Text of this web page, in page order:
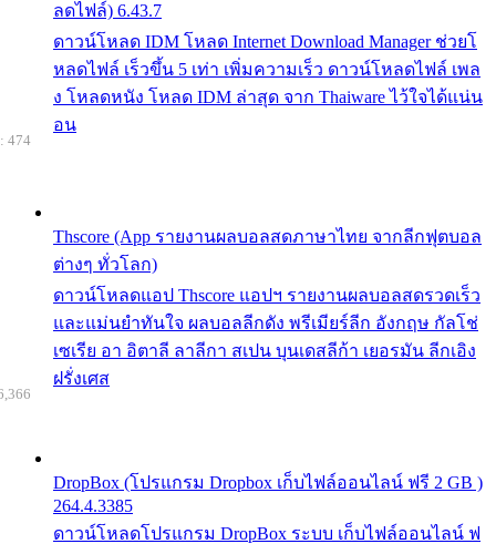
ลดไฟล์) 6.43.7
ดาวน์โหลด IDM โหลด Internet Download Manager ช่วยโ
หลดไฟล์ เร็วขึ้น 5 เท่า เพิ่มความเร็ว ดาวน์โหลดไฟล์ เพล
ง โหลดหนัง โหลด IDM ล่าสุด จาก Thaiware ไว้ใจได้แน่น
อน
Thscore (App รายงานผลบอลสดภาษาไทย จากลีกฟุตบอล
ต่างๆ ทั่วโลก)
ดาวน์โหลดแอป Thscore แอปฯ รายงานผลบอลสดรวดเร็ว
และแม่นยำทันใจ ผลบอลลีกดัง พรีเมียร์ลีก อังกฤษ กัลโช่
เซเรีย อา อิตาลี ลาลีกา สเปน บุนเดสลีก้า เยอรมัน ลีกเอิง
ฝรั่งเศส
474
DropBox (โปรแกรม Dropbox เก็บไฟล์ออนไลน์ ฟรี 2 GB )
264.4.3385
ดาวน์โหลดโปรแกรม DropBox ระบบ เก็บไฟล์ออนไลน์ ฟ